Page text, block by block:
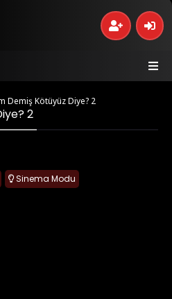
Demiş Kötüyüz Diye? 2
2
Sinema Modu